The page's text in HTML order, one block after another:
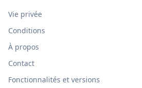
Vie privée
Conditions
À propos
Contact
Fonctionnalités et versions